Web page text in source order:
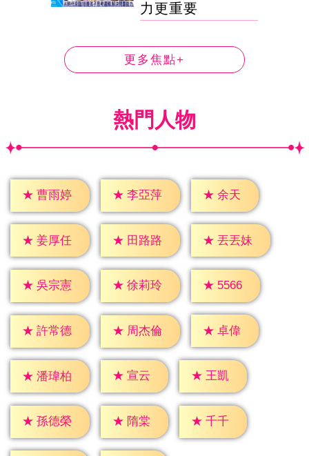
力更重要
更多焦點+
熱門人物
★ 曹雨婷 ★ 李亞萍 ★ 余天
★ 姜厚任 ★ 田路路 ★ 丟丟妹
★ 吳宗憲 ★ 徐莉玲 ★ 5566
★ 許常德 ★ 周杰倫 ★ 卓偉
★ 潘瑋柏 ★ 宣云 ★ 王凱
★ 孫德榮 ★ 隋棠 ★ 千千